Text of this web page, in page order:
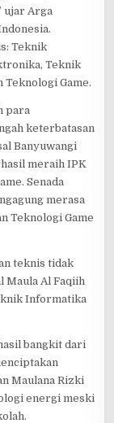
ujar Arga
Teknik
Teknik
Game.
para
keterbatasan
Banyuwangi
meraih IPK
Senada
merasa
Teknologi Game
teknis tidak
Maula Al Faqiih
Informatika
bangkit dari
Maulana Rizki
energi meski